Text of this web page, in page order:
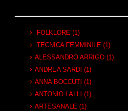
FOLKLORE (1)
TECNICA FEMMINILE (1)
ALESSANDRO ARRIGO (1)
ANDREA SARDI (1)
ANNA BOCCUTI (1)
ANTONIO LALLI (1)
ARTESANALE (1)